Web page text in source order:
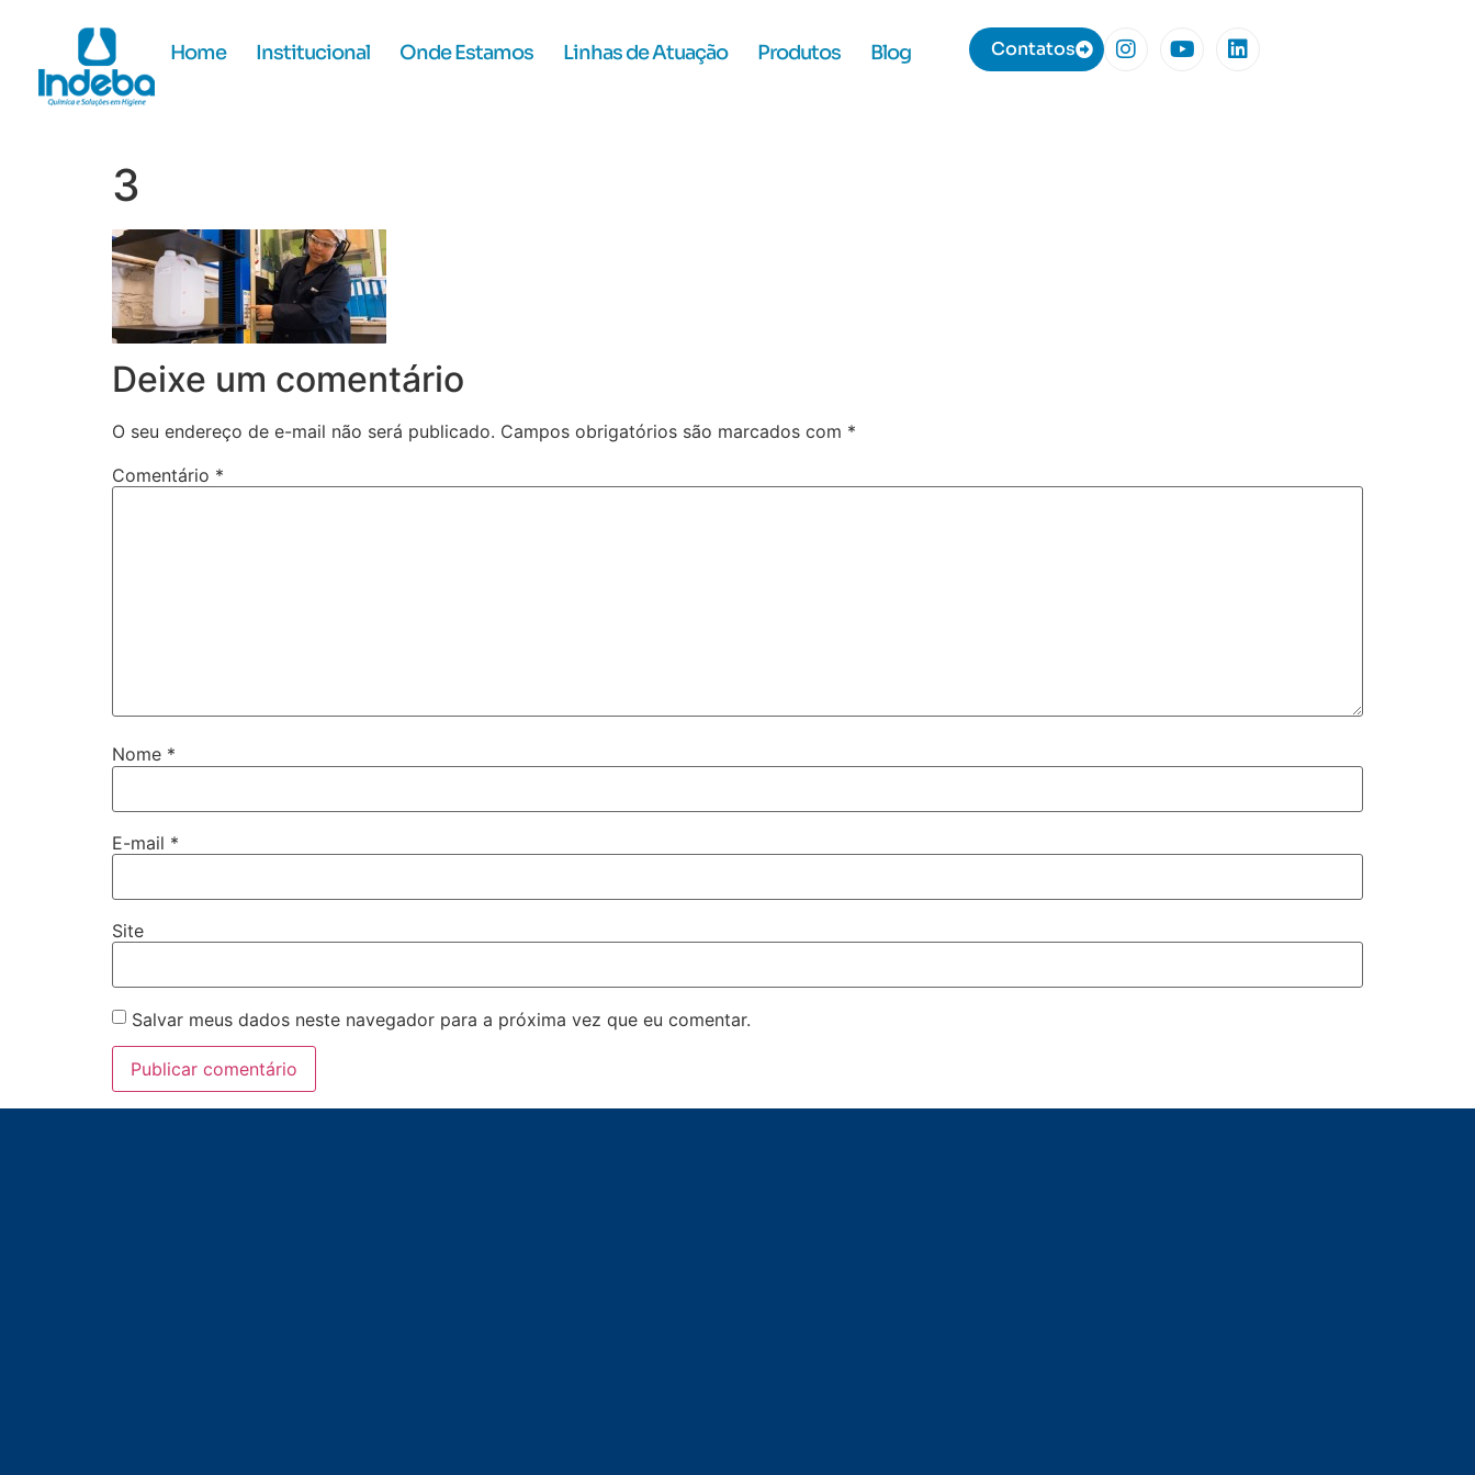
Home Institucional Onde Estamos Linhas de Atuação Produtos Blog Contatos
3
Deixe um comentário
O seu endereço de e-mail não será publicado. Campos obrigatórios são marcados com *
Comentário *
Nome *
E-mail *
Site
Salvar meus dados neste navegador para a próxima vez que eu comentar.